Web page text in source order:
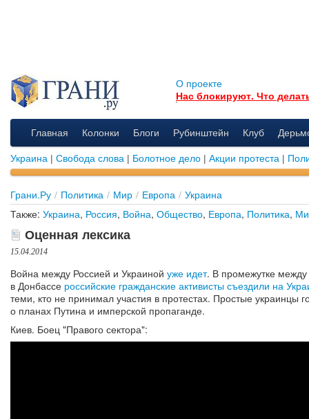
О проекте
Нас блокируют. Что
Главная Колонки Блоги Рубинштейн Клуб
Украина | Свобода слова | Болотное дело | Акции протеста |
Грани.Ру / Политика / Мир / Европа / Украина
Также: Украина, Россия, Война, Общество, Европа, Политика,
Оценная лексика
15.04.2014
Война между Россией и Украиной уже идет. В промежутке
в Донбассе российские гражданские активисты съездили на
теми, кто не принимал участия в протестах. Простые украинцы
о планах Путина и имперской пропаганде.
Киев. Боец "Правого сектора":